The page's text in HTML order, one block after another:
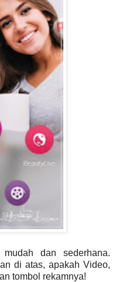
dan sederhana.
di atas, apakah Video,
tombol rekamnya!